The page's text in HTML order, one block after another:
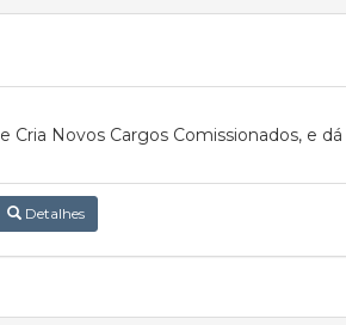
Novos Cargos Comissionados, e
Detalhes